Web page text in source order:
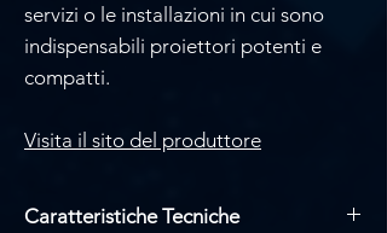
servizi o le installazioni in cui sono
indispensabili proiettori potenti e
compatti.
Visita il sito del produttore
Caratteristiche Tecniche